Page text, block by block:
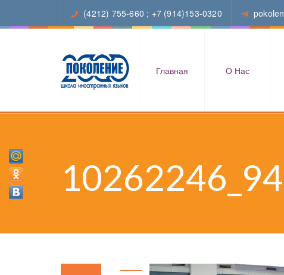
(4212) 755-660 ; +7 (914)153-0320
Главная О Нас